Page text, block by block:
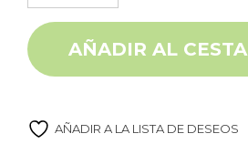
AÑADIR AL CESTA
AÑADIR A LA LISTA DE DESEOS